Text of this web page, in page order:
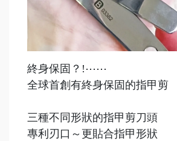
終身保固？!⋯⋯
全球首創有終身保固的指甲剪
三種不同形狀的指甲剪刀頭
專利刃口～更貼合指甲形狀